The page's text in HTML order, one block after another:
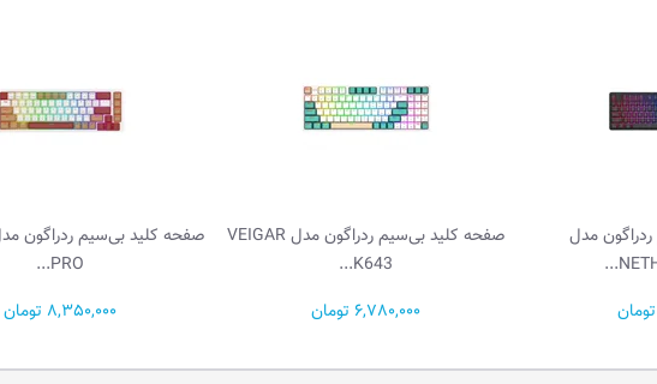
صفحه کلید بی‌سیم ردراگون مدل VEIGAR
صفحه کلید بی‌سیم ردراگون مدل RAMMUS